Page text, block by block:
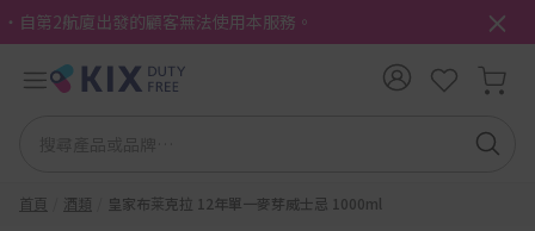
・自第2航廈出發的顧客無法使用本服務。
首頁 酒類 皇家布莱克拉 12年單一麥芽威士忌 1000ml